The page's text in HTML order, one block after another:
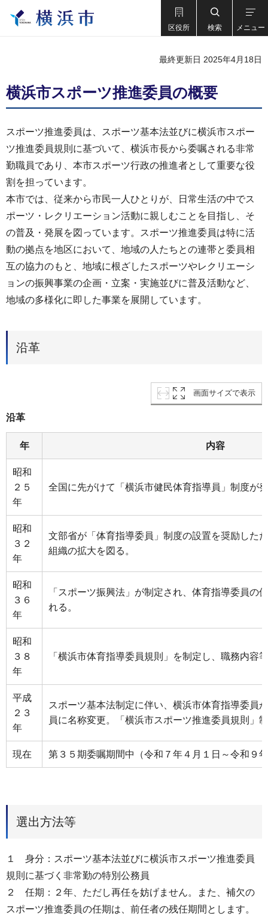
区役所 検索 メニュー
最終更新日 2025年4月18日
横浜市スポーツ推進委員の概要
スポーツ推進委員は、スポーツ基本法並びに横浜市スポー
ツ推進委員規則に基づいて、横浜市長から委嘱される非常
勤職員であり、本市スポーツ行政の推進者として重要な役
割を担っています。
本市では、従来から市民一人ひとりが、日常生活の中でス
ポーツ・レクリエーション活動に親しむことを目指し、そ
の普及・発展を図っています。スポーツ推進委員は特に活
動の拠点を地区において、地域の人たちとの連帯と委員相
互の協力のもと、地域に根ざしたスポーツやレクリエーシ
ョンの振興事業の企画・立案・実施並びに普及活動など、
地域の多様化に即した事業を展開しています。
沿革
画面サイズで表示
沿革
年 内容
昭和
２５
年
全国に先がけて「横浜市健民体育指導員」制度が
昭和
３２
年
文部省が「体育指導委員」制度の設置を奨励した
組織の拡大を図る。
昭和
３６
年
「スポーツ振興法」が制定され、体育指導委員の
れる。
昭和
３８
年
「横浜市体育指導委員規則」を制定し、職務内容
平成
２３
年
スポーツ基本法制定に伴い、横浜市体育指導委員
員に名称変更。「横浜市スポーツ推進委員規則」
現在 第３５期委嘱期間中（令和７年４月１日～令和９
選出方法等
１ 身分：スポーツ基本法並びに横浜市スポーツ推進委員
規則に基づく非常勤の特別公務員
２ 任期：２年、ただし再任を妨げません。また、補欠の
スポーツ推進委員の任期は、前任者の残任期間とします。